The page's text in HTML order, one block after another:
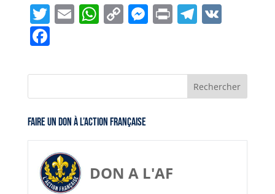
T
w
itt
er
E
l
W
s
A
p
p
C
y
Li
n
k
M
e
n
PrT
gr
a
V
F
c
e
b
o
o
k
Faire un don à l’Action Française
DON A L'AF